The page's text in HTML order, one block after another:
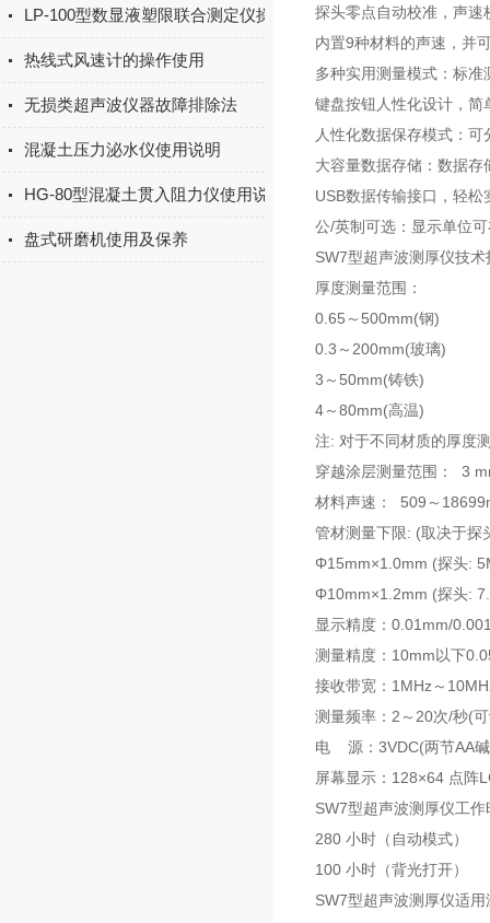
LP-100型数显液塑限联合测定仪操作规程
热线式风速计的操作使用
无损类超声波仪器故障排除法
混凝土压力泌水仪使用说明
HG-80型混凝土贯入阻力仪使用说明书
盘式研磨机使用及保养
探头零点自动校准，声速
内置9种材料的声速，并
多种实用测量模式：标
键盘按钮人性化设计，
人性化数据保存模式：
大容量数据存储：数据存
USB数据传输接口，轻
公/英制可选：显示单位
SW7型超声波测厚仪技术
厚度测量范围：
0.65～500mm(钢)
0.3～200mm(玻璃)
3～50mm(铸铁)
4～80mm(高温)
注: 对于不同材质的厚度
穿越涂层测量范围： 3
材料声速： 509～
管材测量下限: (取决于探
Φ15mm×1.0mm (探头:
Φ10mm×1.2mm (探头:
显示精度：0.01mm/
测量精度：10mm以下
接收带宽：1MHz～
测量频率：2～20次/秒(
电 源：3VDC(两节AA
屏幕显示：128×64 点阵
SW7型超声波测厚仪工作
280 小时（自动模式）
100 小时（背光打开）
SW7型超声波测厚仪适用